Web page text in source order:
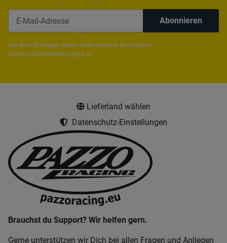
Abonnieren
Mit dem Eintragen deiner Mail stimmst du unseren
Dateschutzbestimmungen zu.
Lieferland wählen
Datenschutz-Einstellungen
Brauchst du Support? Wir helfen gern.
Gerne unterstützen wir Dich bei allen Fragen und Anliegen